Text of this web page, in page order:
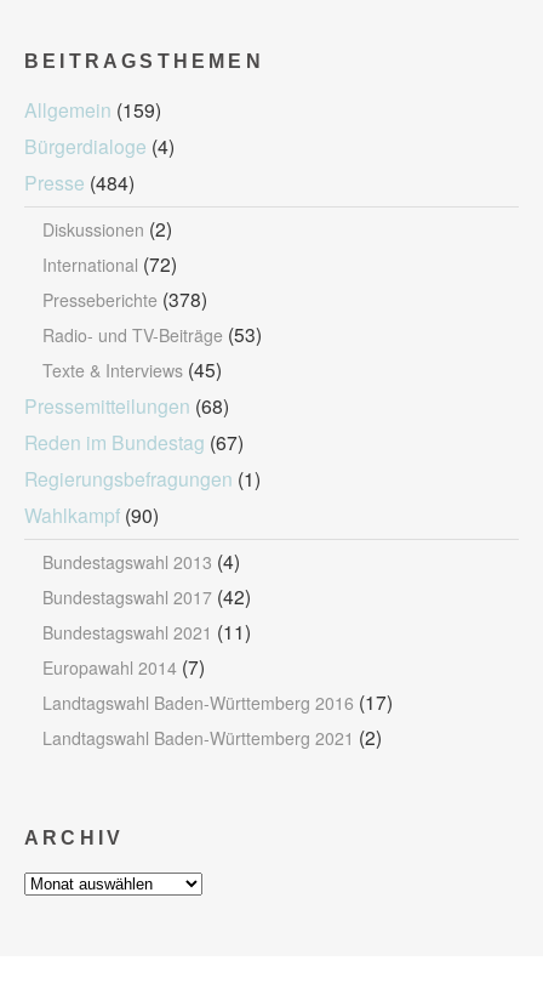
BEITRAGSTHEMEN
Allgemein (159)
Bürgerdialoge (4)
Presse (484)
Diskussionen (2)
International (72)
Presseberichte (378)
Radio- und TV-Beiträge (53)
Texte & Interviews (45)
Pressemitteilungen (68)
Reden im Bundestag (67)
Regierungsbefragungen (1)
Wahlkampf (90)
Bundestagswahl 2013 (4)
Bundestagswahl 2017 (42)
Bundestagswahl 2021 (11)
Europawahl 2014 (7)
Landtagswahl Baden-Württemberg 2016 (17)
Landtagswahl Baden-Württemberg 2021 (2)
ARCHIV
Archiv